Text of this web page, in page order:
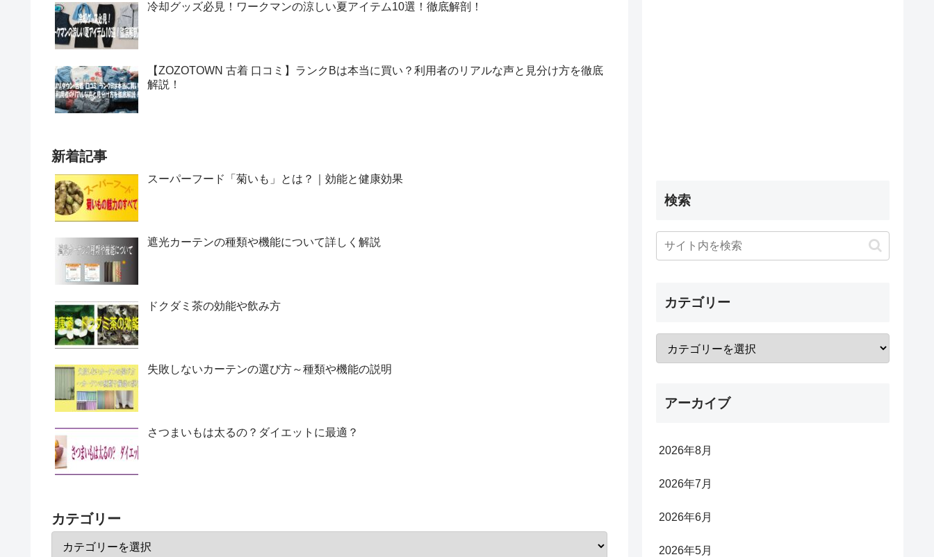
冷却グッズ必見！ワークマンの涼しい夏アイテム10選！徹底解剖！
【ZOZOTOWN 古着 口コミ】ランクBは本当に買い？利用者のリアルな声と見分け方を徹底
解説！
新着記事
スーパーフード「菊いも」とは？｜効能と健康効果
遮光カーテンの種類や機能について詳しく解説
ドクダミ茶の効能や飲み方
失敗しないカーテンの選び方～種類や機能の説明
さつまいもは太るの？ダイエットに最適？
カテゴリー
検索
カテゴリー
アーカイブ
2026年8月
2026年7月
2026年6月
2026年5月